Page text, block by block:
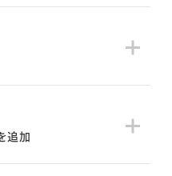
追加